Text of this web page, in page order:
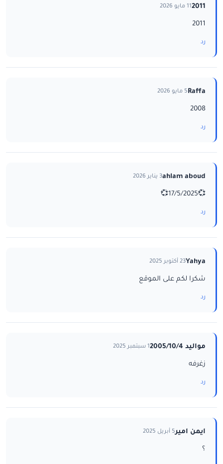
201111 مايو 2026
2011
رد
Raffa5 مايو 2026
2008
رد
‪ahlam aboud‬‏3 يناير 2026
💞17/5/2025💞
رد
Yahya23 أكتوبر 2025
شكرا لكم على الموقع
رد
مواليد 2005/10/4 1 سبتمبر 2025
زغرفه
رد
ايمن امير5 أبريل 2025
؟